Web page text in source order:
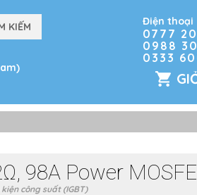
Điện thoại
0777
0988
0333
98A Power
kiện công suất (IGBT)